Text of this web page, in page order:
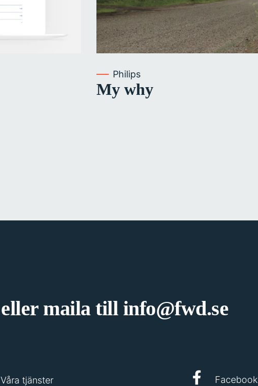
Philips
My why
eller maila till info@fwd.se
Våra tjänster
Facebook